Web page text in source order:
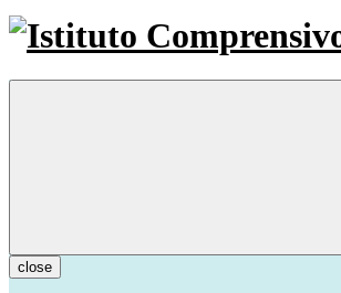
close